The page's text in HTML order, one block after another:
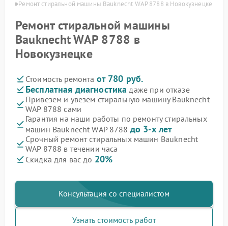
Ремонт стиральной машины Bauknecht WAP 8788 в Новокузнецке
Ремонт стиральной машины
Bauknecht WAP 8788 в
Новокузнецке
Стоимость ремонта от 780 руб.
Бесплатная диагностика даже при отказе
Привезем и увезем стиральную машину Bauknecht
WAP 8788 сами
Гарантия на наши работы по ремонту стиральных
машин Bauknecht WAP 8788 до 3-х лет
Срочный ремонт стиральных машин Bauknecht
WAP 8788 в течении часа
Скидка для вас до 20%
Консультация со специалистом
Узнать стоимость работ